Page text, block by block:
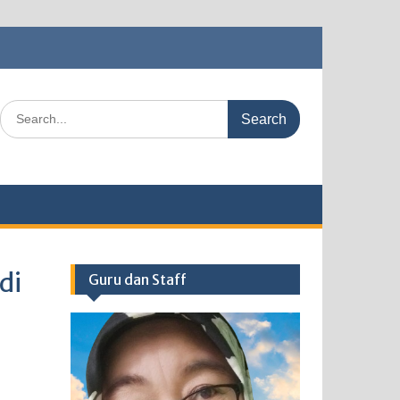
Search
for:
Guru dan Staff